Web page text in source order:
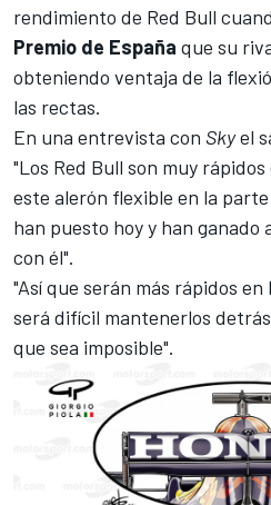
rendimiento de Red Bull
Premio de España que su
obteniendo ventaja de la
las rectas.
En una entrevista con Skyel
"Los Red Bull son muy
este alerón flexible en la
han puesto hoy y han ganado
con él".
"Así que serán más rápidos
será difícil mantenerlos
que sea imposible".